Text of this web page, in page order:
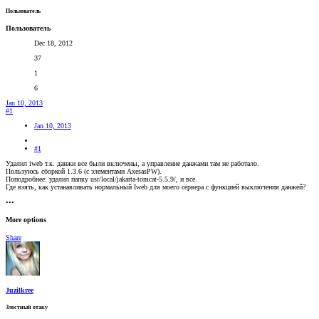
Пользователь
Пользователь
Dec 18, 2012
37
1
6
Jan 10, 2013
#1
Jan 10, 2013
#1
Удалил iweb т.к. данжи все были включены, а управление данжами там не работало.
Пользуюсь сборкой 1.3.6 (с элементами AxesasPW).
Поподробнее: удалил папку usr/local/jakarta-tomcat-5.5.9/, и все.
Где взять, как устанавливать нормальный Iweb для моего сервера с функцией выключения данжей?
•••
More options
Share
Juzilkree
Злостный отаку